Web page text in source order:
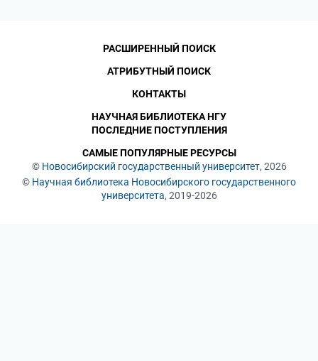
© Новосибирский государственный университет, 2026
© Научная библиотека Новосибирского государственного
университета, 2019-2026
РАСШИРЕННЫЙ ПОИСК
АТРИБУТНЫЙ ПОИСК
КОНТАКТЫ
НАУЧНАЯ БИБЛИОТЕКА НГУ
ПОСЛЕДНИЕ ПОСТУПЛЕНИЯ
САМЫЕ ПОПУЛЯРНЫЕ РЕСУРСЫ